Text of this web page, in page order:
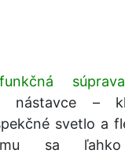
súprava
nástavce –
svetlo a
sa ľahko